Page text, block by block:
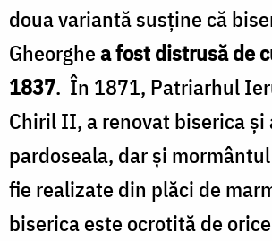
doua variantă susţine că
Gheorghea fost distrusă de
1837. În 1871, Patriarhul
Chiril II, a renovat biserica şi
pardoseala, dar şi
fie realizate din plăci de
biserica este ocrotită de